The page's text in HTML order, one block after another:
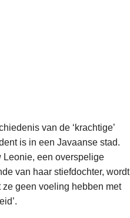
van de ‘krachtige’
is in een Javaanse stad.
Leonie, een overspelige
van haar stiefdochter, wordt
geen voeling hebben met